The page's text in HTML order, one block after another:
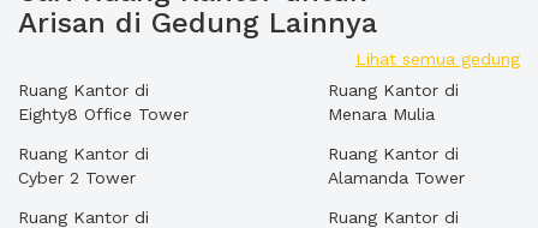
Arisan di Gedung Lainnya
Lihat semua gedung
Ruang Kantor di
Eighty8 Office Tower
Ruang Kantor di
Cyber 2 Tower
Ruang Kantor di
Ruang Kantor di
Menara Mulia
Ruang Kantor di
Alamanda Tower
Ruang Kantor di